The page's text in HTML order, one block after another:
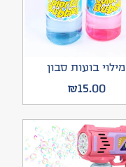
מילוי בועות סבון
₪15.00